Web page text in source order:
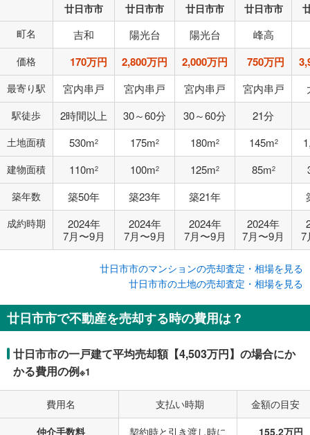
廿日市市 廿日市市 廿日市市 廿日市市
町名
吉和 陽光台 陽光台 峰高
価格 170万円 2,800万円 2,000万円 750万円
最寄り駅 宮内串戸 宮内串戸 宮内串戸 宮内串戸
駅徒歩 2時間以上 30～60分 30～60分 21分
土地面積 530m2 175m2 180m2 145m2
建物面積 110m2 100m2 125m2 85m2
築年数 築50年 築23年 築21年
成約時期
2024年
7月〜9月
2024年
7月〜9月
2024年
7月〜9月
2024年
7月〜9月
7
廿日市市のマンションの売却査定・相場を見る
廿日市市の土地の売却査定・相場を見る
廿日市市で不動産を売却する時の費用は？
廿日市市の一戸建て平均売却額【4,503万円】の場合にか
かる費用の例※1
費用名 支払い時期
金額の目安
仲介手数料
契約時と引き渡し時に 155.2万円